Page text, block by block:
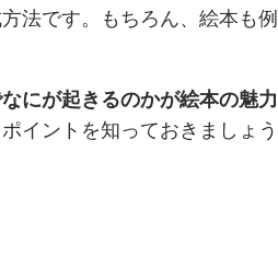
法です。もちろん、絵本も
にが起きるのかが絵本の魅力
イントを知っておきましょう